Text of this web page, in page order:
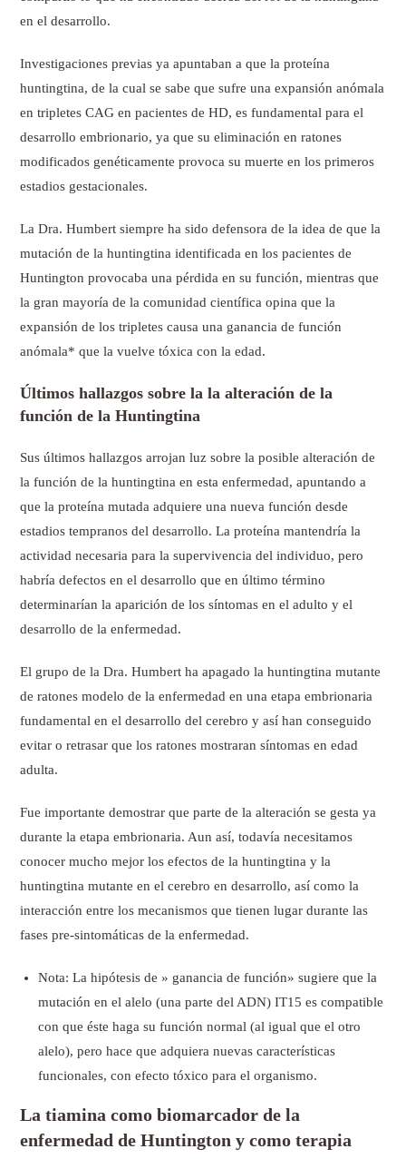
en el desarrollo.
Investigaciones previas ya apuntaban a que la proteína
huntingtina, de la cual se sabe que sufre una expansión anómala
en tripletes CAG en pacientes de HD, es fundamental para el
desarrollo embrionario, ya que su eliminación en ratones
modificados genéticamente provoca su muerte en los primeros
estadios gestacionales.
La Dra. Humbert siempre ha sido defensora de la idea de que la
mutación de la huntingtina identificada en los pacientes de
Huntington provocaba una pérdida en su función, mientras que
la gran mayoría de la comunidad científica opina que la
expansión de los tripletes causa una ganancia de función
anómala* que la vuelve tóxica con la edad.
Últimos hallazgos sobre la la alteración de la
función de la Huntingtina
Sus últimos hallazgos arrojan luz sobre la posible alteración de
la función de la huntingtina en esta enfermedad, apuntando a
que la proteína mutada adquiere una nueva función desde
estadios tempranos del desarrollo. La proteína mantendría la
actividad necesaria para la supervivencia del individuo, pero
habría defectos en el desarrollo que en último término
determinarían la aparición de los síntomas en el adulto y el
desarrollo de la enfermedad.
El grupo de la Dra. Humbert ha apagado la huntingtina mutante
de ratones modelo de la enfermedad en una etapa embrionaria
fundamental en el desarrollo del cerebro y así han conseguido
evitar o retrasar que los ratones mostraran síntomas en edad
adulta.
Fue importante demostrar que parte de la alteración se gesta ya
durante la etapa embrionaria. Aun así, todavía necesitamos
conocer mucho mejor los efectos de la huntingtina y la
huntingtina mutante en el cerebro en desarrollo, así como la
interacción entre los mecanismos que tienen lugar durante las
fases pre-sintomáticas de la enfermedad.
Nota: La hipótesis de » ganancia de función» sugiere que la
mutación en el alelo (una parte del ADN) IT15 es compatible
con que éste haga su función normal (al igual que el otro
alelo), pero hace que adquiera nuevas características
funcionales, con efecto tóxico para el organismo.
La tiamina como biomarcador de la
enfermedad de Huntington y como terapia